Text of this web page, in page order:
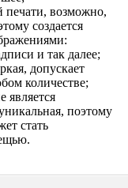
печати, возможно,
создается
и так далее;
допускает
количестве;
является
поэтому
стать